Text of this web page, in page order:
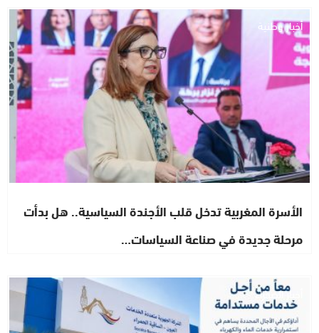
أخبار وطنية
الأسرة المغربية تدخل قلب الأجندة السياسية.. هل بدأت
مرحلة جديدة في صناعة السياسات…
أخبار الصحراء